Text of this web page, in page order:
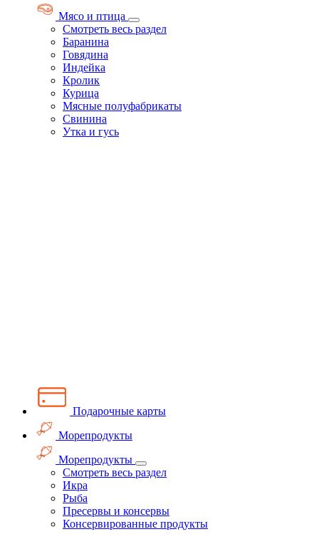
Мясо и птица
Смотреть весь раздел
Баранина
Говядина
Индейка
Кролик
Курица
Мясные полуфабрикаты
Свинина
Утка и гусь
Подарочные карты
Морепродукты
Морепродукты
Смотреть весь раздел
Икра
Рыба
Пресервы и консервы
Консервированные продукты